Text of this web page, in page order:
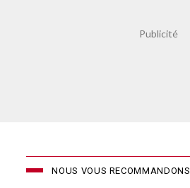
NOUS VOUS RECOMMANDONS